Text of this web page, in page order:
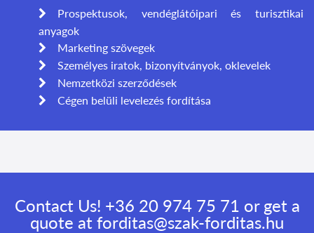
Prospektusok, vendéglátóipari és turisztikai
anyagok
Marketing szövegek
Személyes iratok, bizonyítványok, oklevelek
Nemzetközi szerződések
Cégen belüli levelezés fordítása
Contact Us! +36 20 974 75 71 or get a
quote at forditas@szak-forditas.hu